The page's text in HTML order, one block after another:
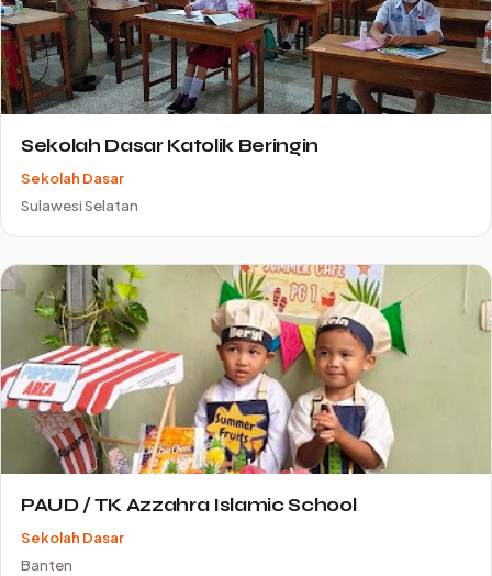
Sekolah Dasar Katolik Beringin
Sekolah Dasar
Sulawesi Selatan
PAUD / TK Azzahra Islamic School
Sekolah Dasar
Banten